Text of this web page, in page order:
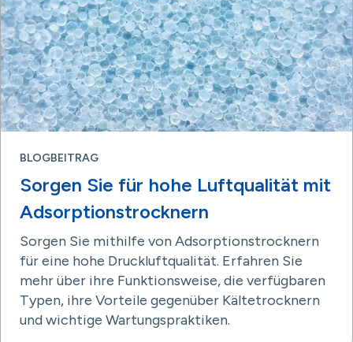
BLOGBEITRAG
Sorgen Sie für hohe Luftqualität mit
Adsorptionstrocknern
Sorgen Sie mithilfe von Adsorptionstrocknern
für eine hohe Druckluftqualität. Erfahren Sie
mehr über ihre Funktionsweise, die verfügbaren
Typen, ihre Vorteile gegenüber Kältetrocknern
und wichtige Wartungspraktiken.